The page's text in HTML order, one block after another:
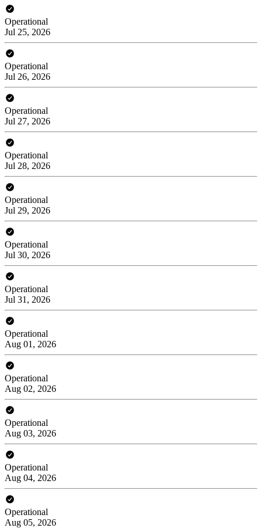
Operational
Jul 25, 2026
Operational
Jul 26, 2026
Operational
Jul 27, 2026
Operational
Jul 28, 2026
Operational
Jul 29, 2026
Operational
Jul 30, 2026
Operational
Jul 31, 2026
Operational
Aug 01, 2026
Operational
Aug 02, 2026
Operational
Aug 03, 2026
Operational
Aug 04, 2026
Operational
Aug 05, 2026